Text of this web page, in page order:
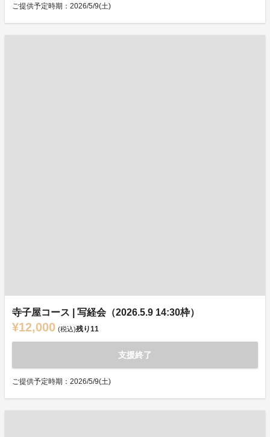
ご提供予定時期：2026/5/9(土)
寺子屋コース | 写経会（2026.5.9 14:30枠）
¥12,000 (税込)残り11
支援終了
ご提供予定時期：2026/5/9(土)